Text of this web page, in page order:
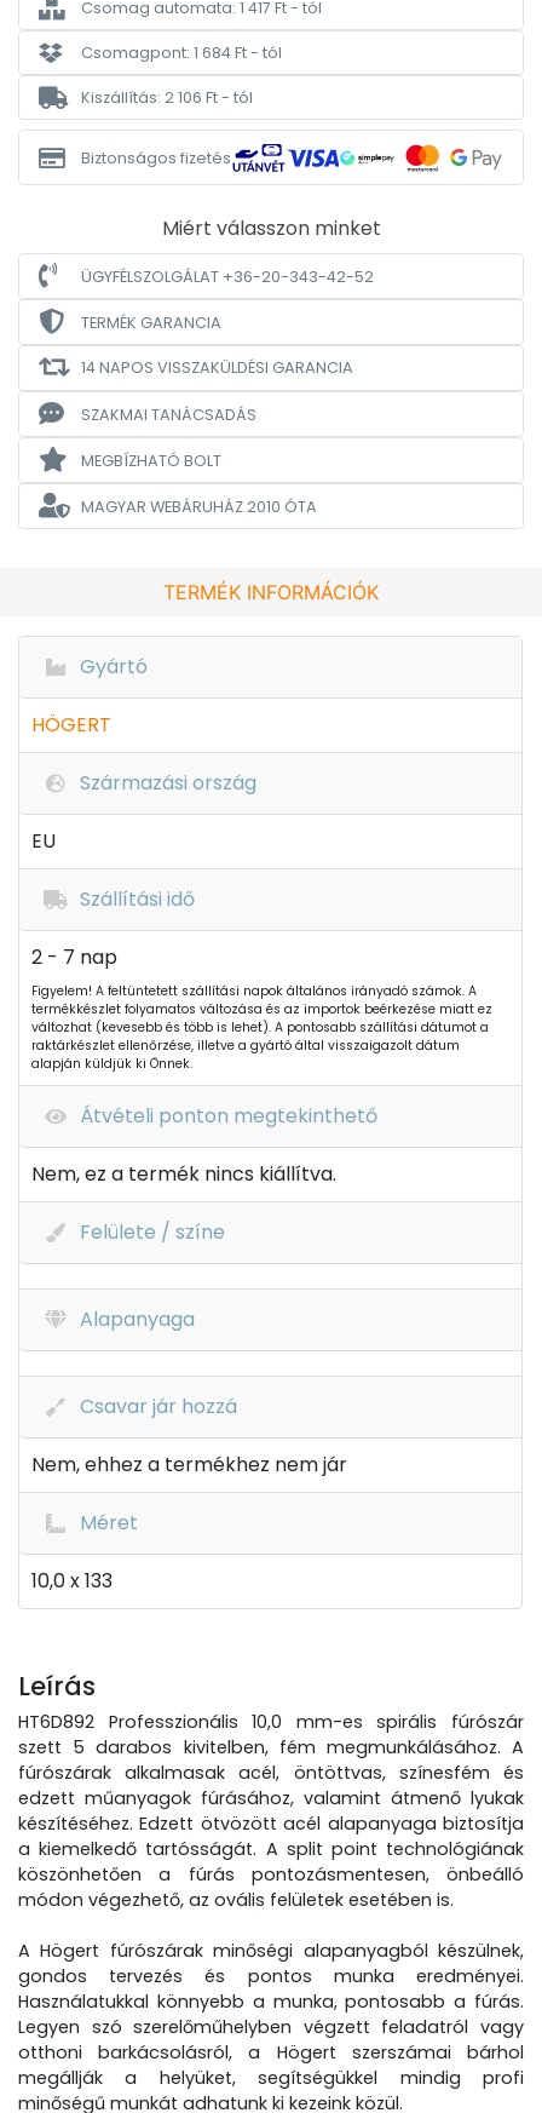
Csomag automata: 1 417 Ft - tól
Csomagpont: 1 684 Ft - tól
Kiszállítás: 2 106 Ft - tól
Biztonságos fizetés
Miért válasszon minket
ÜGYFÉLSZOLGÁLAT +36-20-343-42-52
TERMÉK GARANCIA
14 NAPOS VISSZAKÜLDÉSI GARANCIA
SZAKMAI TANÁCSADÁS
MEGBÍZHATÓ BOLT
MAGYAR WEBÁRUHÁZ2010 ÓTA
TERMÉK INFORMÁCIÓK
Gyártó
HÖGERT
Származási ország
EU
Szállítási idő
2 - 7 nap
Figyelem! A feltüntetett szállítási napok általános irányadó számok. A
termékkészlet folyamatos változása és az importok beérkezése miatt ez
változhat (kevesebb és több is lehet). A pontosabb szállítási dátumot a
raktárkészlet ellenőrzése, illetve a gyártó által visszaigazolt dátum
alapján küldjük ki Önnek.
Átvételi ponton megtekinthető
Nem, ez a termék nincs kiállítva.
Felülete / színe
Alapanyaga
Csavar jár hozzá
Nem, ehhez a termékhez nem jár
Méret
10,0 x 133
Leírás
HT6D892 Professzionális 10,0 mm-es spirális fúrószár
szett 5 darabos kivitelben, fém megmunkálásához. A
fúrószárak alkalmasak acél, öntöttvas, színesfém és
edzett műanyagok fúrásához, valamint átmenő lyukak
készítéséhez. Edzett ötvözött acél alapanyaga biztosítja
a kiemelkedő tartósságát. A split point technológiának
köszönhetően a fúrás pontozásmentesen, önbeálló
módon végezhető, az ovális felületek esetében is.
A Högert fúrószárak minőségi alapanyagból készülnek,
gondos tervezés és pontos munka eredményei.
Használatukkal könnyebb a munka, pontosabb a fúrás.
Legyen szó szerelőműhelyben végzett feladatról vagy
otthoni barkácsolásról, a Högert szerszámai bárhol
megállják a helyüket, segítségükkel mindig profi
minőségű munkát adhatunk ki kezeink közül.